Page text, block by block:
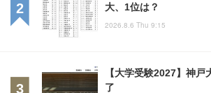
大、1位は？
2026.8.6 Thu 9:15
【大学受験2027】神
了